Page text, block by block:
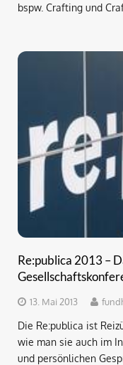
bspw. Crafting und
Re:publica 2013 –
13. Mai 2013
Die Re:publica ist
wie man sie auch im
und persönlichen